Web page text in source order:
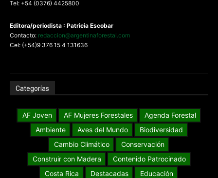
Tel: +54 (0376) 4425800
Editora/periodista : Patricia Escobar
Contacto: redaccion@argentinaforestal.com
Cel: (+54)9 376 15 4 131636
Categorías
AF Joven AF Mujeres Forestales
Agenda Forestal
Ambiente
Aves del Mundo
Biodiversidad
Cambio Climático
Conservación
Construir con Madera
Contenido Patrocinado
Costa Rica
Destacadas
Educación